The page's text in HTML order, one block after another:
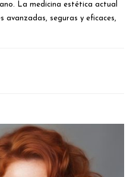
La medicina estética actual
avanzadas, seguras y eficaces,